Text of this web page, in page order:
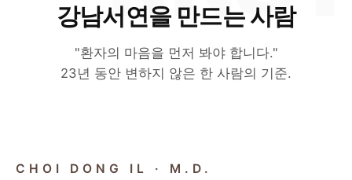
강남서연을 만드는 사람
"환자의 마음을 먼저 봐야 합니다."
23년 동안 변하지 않은 한 사람의 기준.
CHIEF DIRECTOR
CHOI DONG IL · M.D.